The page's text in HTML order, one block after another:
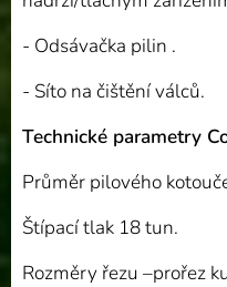
- Odsávačka pilin .
- Síto na čištění válců.
Technické parametry
Průměr pilového
Štípací tlak 18 tun.
Rozměry řezu –prořez